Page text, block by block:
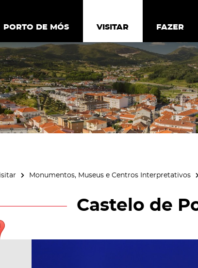
PORTO DE MÓS
VISITAR
PORTO DE MÓS VISITAR FAZER
Monumentos, Museus e Centros Interpretativos
Castelo de